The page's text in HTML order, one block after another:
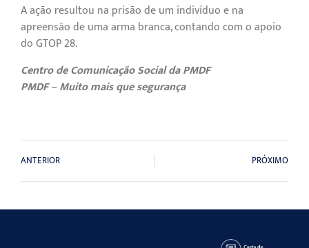
A ação resultou na prisão de um indivíduo e na
apreensão de uma arma branca, contando com o apoio
do GTOP 28.
Centro de Comunicação Social da PMDF
PMDF – Muito mais que segurança
ANTERIOR PRÓXIMO